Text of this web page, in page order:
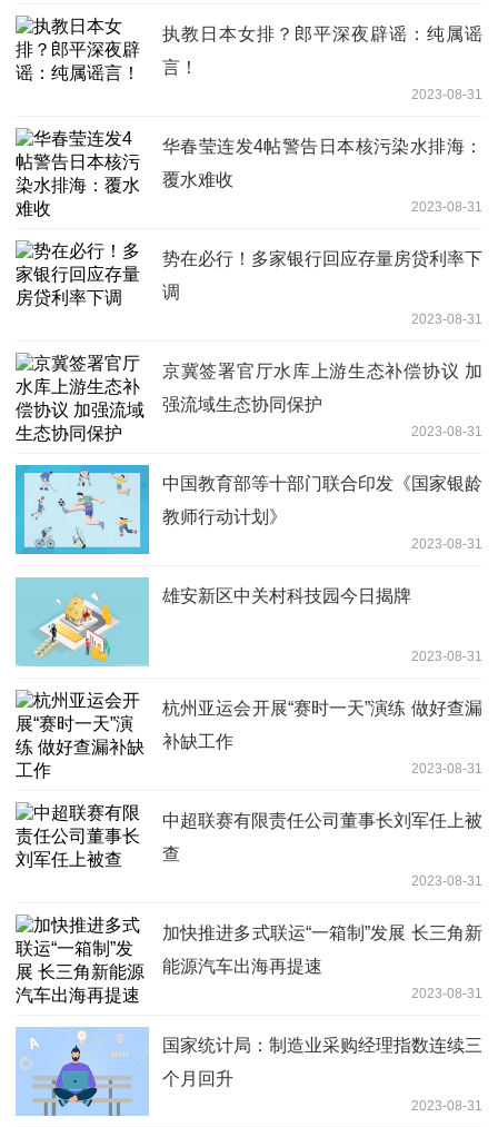
执教日本女排？郎平深夜辟谣：纯属谣
言！
2023-08-31
华春莹连发4帖警告日本核污染水排海：
覆水难收
2023-08-31
势在必行！多家银行回应存量房贷利率下
调
2023-08-31
京冀签署官厅水库上游生态补偿协议 加
强流域生态协同保护
2023-08-31
中国教育部等十部门联合印发《国家银龄
教师行动计划》
2023-08-31
雄安新区中关村科技园今日揭牌
2023-08-31
杭州亚运会开展“赛时一天”演练 做好查漏
补缺工作
2023-08-31
中超联赛有限责任公司董事长刘军任上被
查
2023-08-31
加快推进多式联运“一箱制”发展 长三角新
能源汽车出海再提速
2023-08-31
国家统计局：制造业采购经理指数连续三
个月回升
2023-08-31